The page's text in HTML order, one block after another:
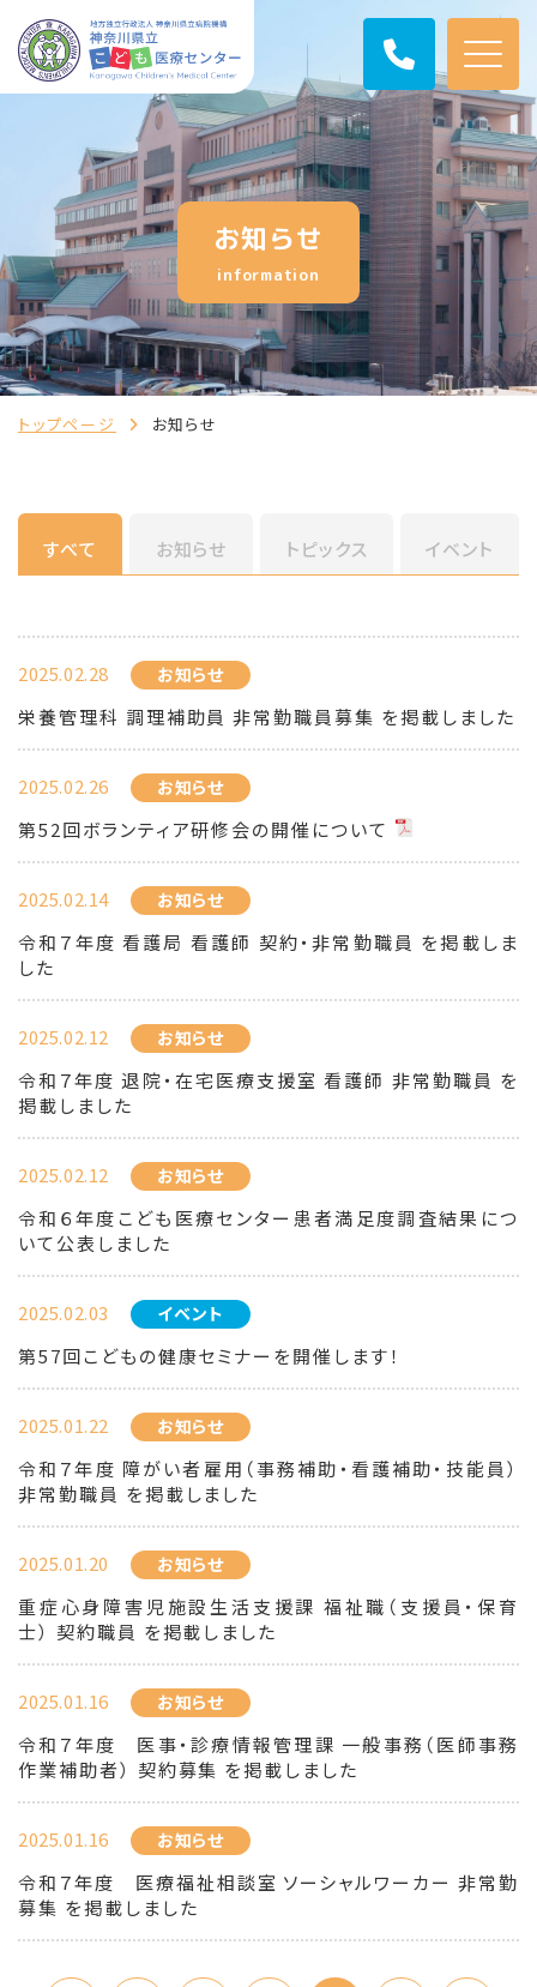
お知らせ
information
トップページ お知らせ
すべて お知らせ トピックス イベント
2025.02.28 お知らせ
栄養管理科 調理補助員 非常勤職員募集 を掲載しました
2025.02.26 お知らせ
第52回ボランティア研修会の開催について
2025.02.14 お知らせ
令和７年度 看護局 看護師 契約・非常勤職員 を掲載しま
した
2025.02.12 お知らせ
令和７年度 退院・在宅医療支援室 看護師 非常勤職員 を
掲載しました
2025.02.12 お知らせ
令和６年度こども医療センター患者満足度調査結果につ
いて公表しました
2025.02.03 イベント
第57回こどもの健康セミナーを開催します！
2025.01.22 お知らせ
令和７年度 障がい者雇用（事務補助・看護補助・技能員）
非常勤職員 を掲載しました
2025.01.20 お知らせ
重症心身障害児施設生活支援課 福祉職（支援員・保育
士） 契約職員 を掲載しました
2025.01.16 お知らせ
令和７年度 医事・診療情報管理課 一般事務（医師事務
作業補助者） 契約募集 を掲載しました
2025.01.16 お知らせ
令和７年度 医療福祉相談室 ソーシャルワーカー 非常勤
募集 を掲載しました